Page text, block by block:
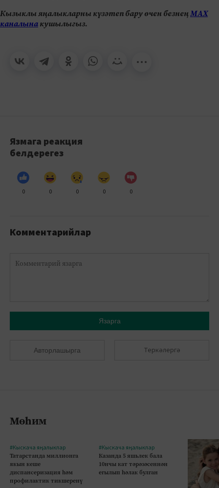
Кызыклы яңалыкларны күзәтеп бару өчен безнеңМАХ
каналынакушылыгыз.
Язмага реакция
белдерегез
0 0 0 0 0
Комментарийлар
Язарга
Авторлашырга Теркәлергә
Мөһим
#Кыскача яңалыклар
Татарстанда миллионга
якын кеше
диспансеризация һәм
профилактик тикшеренү
#Кыскача яңалыклар
Казанда 5 яшьлек бала
10нчы кат тәрәзәсеннән
егылып һәлак булган